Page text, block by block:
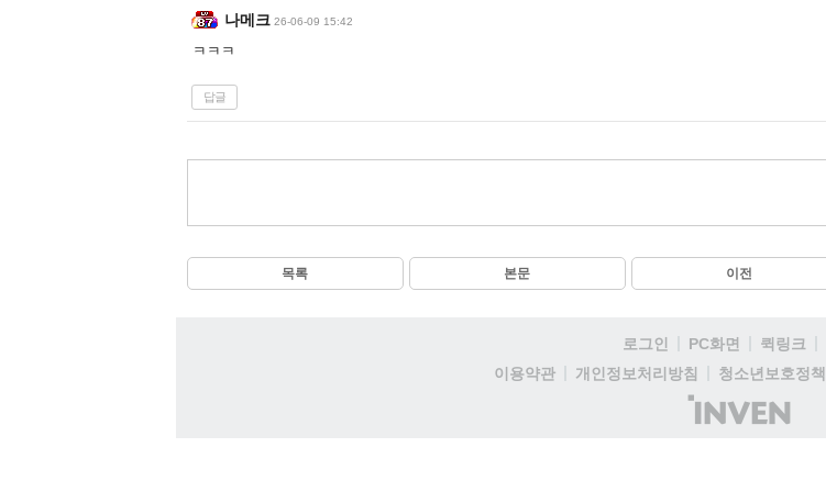
나메크 26-06-09 15:42
ㅋㅋㅋ
답글
목록 본문 이전
로그인 PC화면 퀵링크
이용약관
개인정보처리방침 청소년보호정책
(주)
인